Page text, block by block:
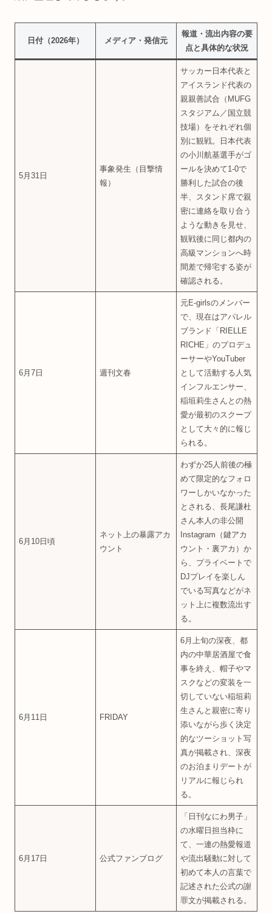
日付（2026年） メディア・発信元
報道・流出内容の要
点と具体的な状況
5月31日
事象発生（目撃情
報）
サッカー日本代表と
アイスランド代表の
親親善試合（MUFG
スタジアム／国立競
技場）をそれぞれ個
別に観戦。日本代表
の小川航基選手がゴ
ールを決めて1-0で
勝利した試合の後
半、スタンド席で親
密に連絡を取り合う
ような動きを見せ、
観戦後に同じ都内の
高級マンションへ時
間差で帰宅する姿が
確認される。
6月7日 週刊文春
元E-girlsのメンバー
で、現在はアパレル
ブランド「RIELLE
RICHE」のプロデュ
ーサーやYouTuber
として活動する人気
インフルエンサー、
稲垣莉生さんとの熱
愛が最初のスクープ
として大々的に報じ
られる。
6月10日頃
ネット上の暴露アカ
ウント
わずか25人前後の極
めて限定的なフォロ
ワーしかいなかった
とされる、長尾謙杜
さん本人の非公開
Instagram（鍵アカ
ウント・裏アカ）か
ら、プライベートで
DJプレイを楽しん
でいる写真などがネ
ット上に複数流出す
る。
6月11日 FRIDAY
6月上旬の深夜、都
内の中華居酒屋で食
事を終え、帽子やマ
スクなどの変装を一
切していない稲垣莉
生さんと親密に寄り
添いながら歩く決定
的なツーショット写
真が掲載され、深夜
のお泊まりデートが
リアルに報じられ
る。
6月17日 公式ファンブログ
「日刊なにわ男子」
の水曜日担当枠に
て、一連の熱愛報道
や流出騒動に対して
初めて本人の言葉で
記述された公式の謝
罪文が掲載される。